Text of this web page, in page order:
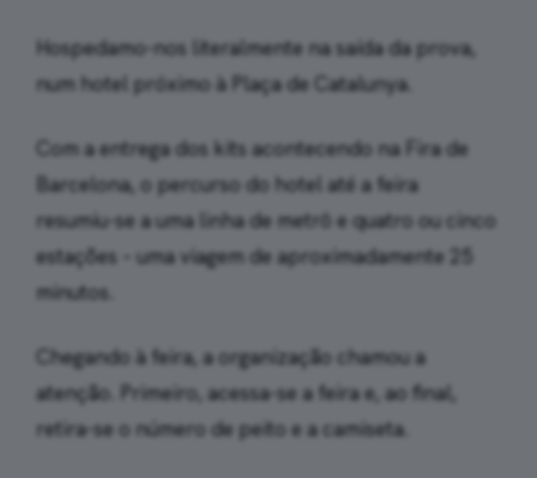
Hospedamo-nos literalmente na saída da prova,
num hotel próximo à Plaça de Catalunya.
Com a entrega dos kits acontecendo na Fira de
Barcelona, o percurso do hotel até a feira
resumiu-se a uma linha de metrô e quatro ou cinco
estações – uma viagem de aproximadamente 25
minutos.
Chegando à feira, a organização chamou a
atenção. Primeiro, acessa-se a feira e, ao final,
retira-se o número de peito e a camiseta.